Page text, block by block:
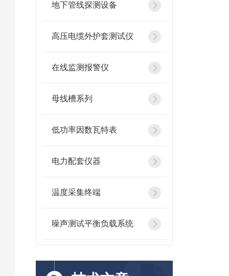
地下管线探测设备
高压电缆外护套测试仪
在线监测报警仪
母线槽系列
低功率因数瓦特表
电力配套仪器
温度采集终端
噪声测试平衡负载系统